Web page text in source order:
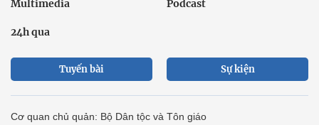
Multimedia Podcast
24h qua
Tuyến bài Sự kiện
Cơ quan chủ quản: Bộ Dân tộc và Tôn giáo